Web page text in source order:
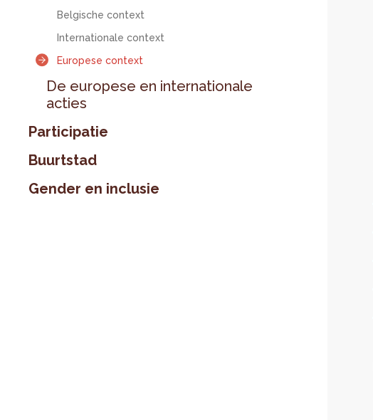
Belgische context
Internationale context
Europese context
De europese en internationale
acties
Participatie
Buurtstad
Gender en inclusie